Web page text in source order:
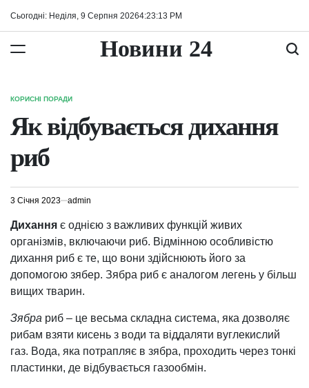
Сьогодні: Неділя, 9 Серпня 20264:23:13 PM
Новини 24
ОПУБЛІКУВАТИ
КОРИСНІ ПОРАДИ
Як відбувається дихання
риб
3 Січня 2023 admin
Дихання є однією з важливих функцій живих
організмів, включаючи риб. Відмінною особливістю
дихання риб є те, що вони здійснюють його за
допомогою зябер. Зябра риб є аналогом легень у більш
вищих тварин.
Зябра риб – це весьма складна система, яка дозволяє
рибам взяти кисень з води та віддаляти вуглекислий
газ. Вода, яка потрапляє в зябра, проходить через тонкі
пластинки, де відбувається газообмін.